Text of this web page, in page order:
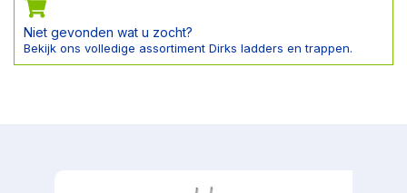
Niet gevonden wat u zocht?
Bekijk ons volledige assortiment Dirks ladders en trappen.